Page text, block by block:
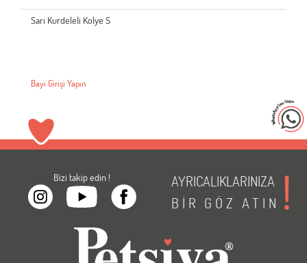
Sarı Kurdeleli Kolye S
Bayi Girişi Yapın
Bizi takip edin !
AYRICALIKLARINIZA
BİR GÖZ ATIN